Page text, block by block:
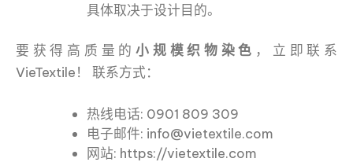
具体取决于设计目的。
要获得高质量的小规模织物染色 ，立即联系
VieTextile！ 联系方式：
热线电话: 0901 809 309
电子邮件: info@vietextile.com
网站: https://vietextile.com